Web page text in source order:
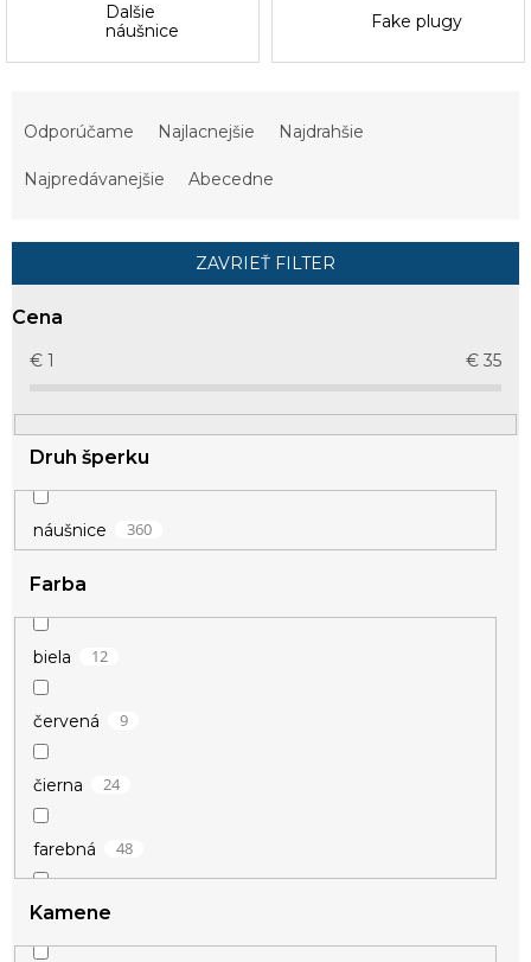
Dalšie
náušnice
Fake plugy
p
r
k
t
v
Odporúčame Najlacnejšie Najdrahšie
Najpredávanejšie Abecedne
ZAVRIEŤ FILTER
Cena
€ 1 € 35
Druh šperku
náušnice 360
Farba
biela 12
červená 9
čierna 24
farebná 48
fialová 10
Kamene